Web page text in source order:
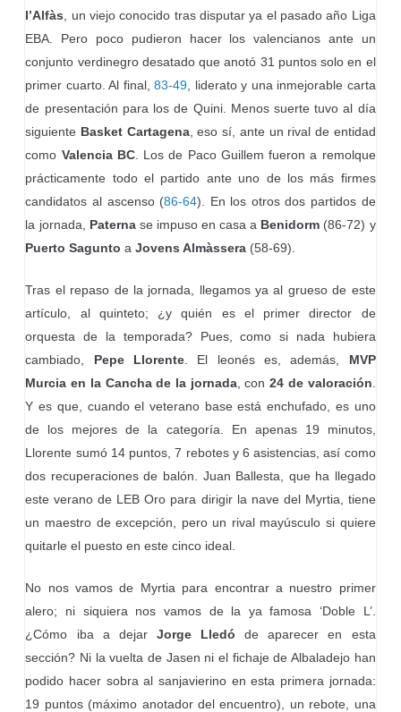
l’Alfàs , un viejo conocido tras disputar ya el pasado año Liga
EBA. Pero poco pudieron hacer los valencianos ante un
conjunto verdinegro desatado que anotó 31 puntos solo en el
primer cuarto. Al final,83-49 , liderato y una inmejorable carta
de presentación para los de Quini. Menos suerte tuvo al día
siguiente Basket Cartagena, eso sí, ante un rival de entidad
como Valencia BC. Los de Paco Guillem fueron a remolque
prácticamente todo el partido ante uno de los más firmes
candidatos al ascenso (86-64). En los otros dos partidos de
la jornada, Paternase impuso en casa a Benidorm (86-72) y
Puerto Sagunto aJovens Almàssera (58-69).
Tras el repaso de la jornada, llegamos ya al grueso de este
artículo, al quinteto; ¿y quién es el primer director de
orquesta de la temporada? Pues, como si nada hubiera
cambiado, Pepe Llorente . El leonés es, además, MVP
Murcia en la Cancha de la jornada, con24 de valoración
Y es que, cuando el veterano base está enchufado, es uno
de los mejores de la categoría. En apenas 19 minutos,
Llorente sumó 14 puntos, 7 rebotes y 6 asistencias, así como
dos recuperaciones de balón. Juan Ballesta, que ha llegado
este verano de LEB Oro para dirigir la nave del Myrtia, tiene
un maestro de excepción, pero un rival mayúsculo si quiere
quitarle el puesto en este cinco ideal.
No nos vamos de Myrtia para encontrar a nuestro primer
alero; ni siquiera nos vamos de la ya famosa ‘Doble L’.
¿Cómo iba a dejarJorge Lledó de aparecer en esta
sección? Ni la vuelta de Jasen ni el fichaje de Albaladejo han
podido hacer sobra al sanjavierino en esta primera jornada:
19 puntos (máximo anotador del encuentro), un rebote, una